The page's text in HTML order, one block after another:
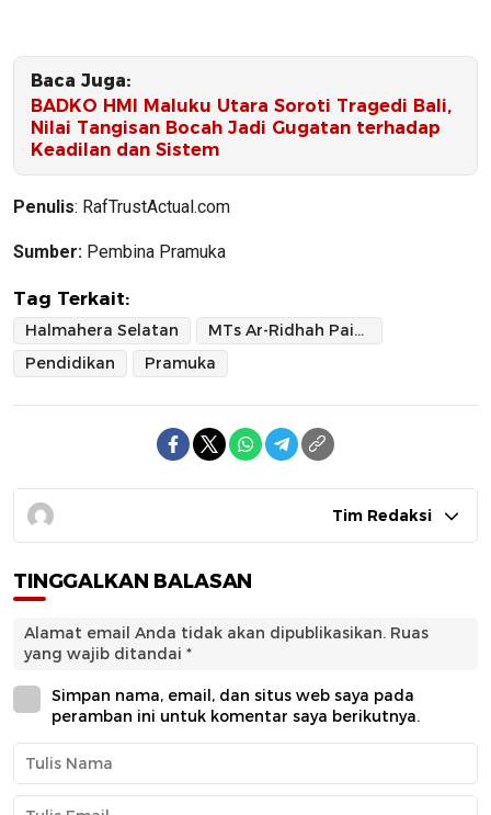
Baca Juga:
BADKO HMI Maluku Utara Soroti Tragedi Bali,
Nilai Tangisan Bocah Jadi Gugatan terhadap
Keadilan dan Sistem
Penulis: RafTrustActual.com
Sumber: Pembina Pramuka
Tag Terkait:
Halmahera Selatan
MTs Ar-Ridhah Paisumbaos
Pendidikan
Pramuka
Tim Redaksi
TINGGALKAN BALASAN
Alamat email Anda tidak akan dipublikasikan. Ruas
yang wajib ditandai *
Simpan nama, email, dan situs web saya pada
peramban ini untuk komentar saya berikutnya.